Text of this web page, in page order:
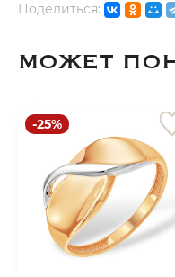
Поделиться:
МОЖЕТ
-25%